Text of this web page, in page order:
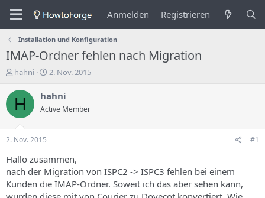
Anmelden Registrieren
Installation und Konfiguration
IMAP-Ordner fehlen nach Migration
E
s
e
l
e
r
e
s
hahni
E
s
e
n
g
s
d
2. Nov. 2015
H hahni
Active Member
2. Nov. 2015 #1
Hallo zusammen,
nach der Migration von ISPC2 -> ISPC3 fehlen bei einem
Kunden die IMAP-Ordner. Soweit ich das aber sehen kann,